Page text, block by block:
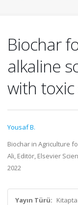
Biochar
alkaline
with
Yousaf B.
Biochar in Agriculture
Ali, Editör, Elsevier
2022
Yayın Türü: